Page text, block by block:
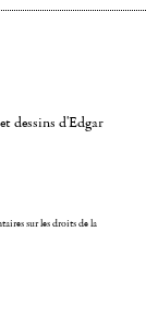
dessins d'Edgar
sur les droits de la